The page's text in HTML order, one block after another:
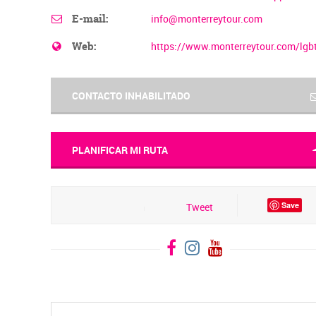
E-mail: info@monterreytour.com
Web: https://www.monterreytour.com/
CONTACTO INHABILITADO
PLANIFICAR MI RUTA
Tweet Save